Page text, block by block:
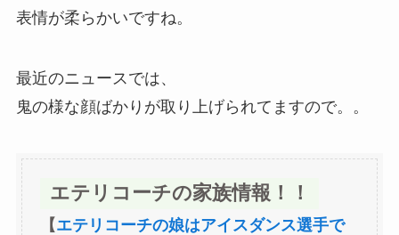
表情が柔らかいですね。
最近のニュースでは、
鬼の様な顔ばかりが取り上げられてますので。。
エテリコーチの家族情報！！
【エテリコーチの娘はアイスダンス選手で